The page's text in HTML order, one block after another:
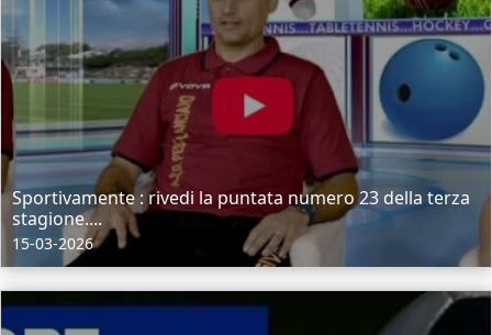
Sportivamente : rivedi la puntata numero 23 della terza
stagione....
15-03-2026